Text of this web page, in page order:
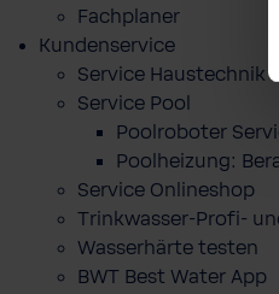
Fachplaner
Kundenservice
Service Haustechnik
Service Pool
Poolroboter
Poolheizung:
Service Onlineshop
Trinkwasser-Profi-
Wasserhärte testen
BWT Best Water App